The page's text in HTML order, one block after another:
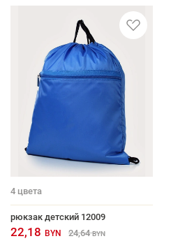
4 цвета
рюкзак детский 12009
22,18 BYN 24,64 BYN